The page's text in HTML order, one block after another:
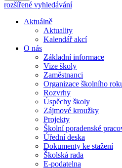
rozšířené vyhledávání
Aktuálně
Aktuality
Kalendář akcí
O nás
Základní informace
Vize školy
Zaměstnanci
Organizace školního
Rozvrhy
Úspěchy školy
Zájmové kroužky
Projekty
Školní poradenské
Úřední deska
Dokumenty ke stažení
Školská rada
E-podatelna